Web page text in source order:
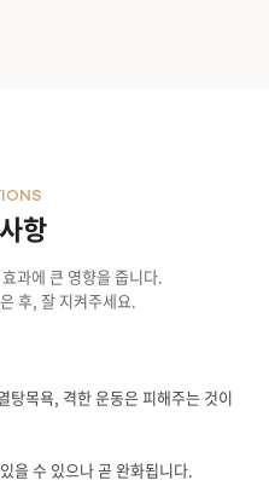
항
과에 큰 영향을 줍니다.
후, 잘 지켜주세요.
탕목욕, 격한 운동은 피해주는 것이
을 수 있으나 곧 완화됩니다.